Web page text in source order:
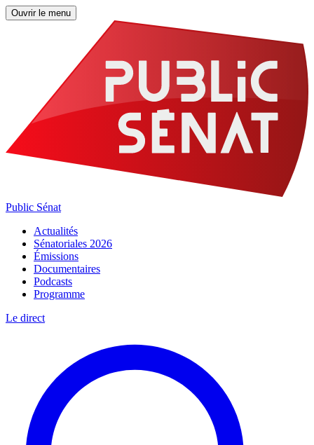
Ouvrir le menu
Public Sénat
Actualités
Sénatoriales 2026
Émissions
Documentaires
Podcasts
Programme
Le direct